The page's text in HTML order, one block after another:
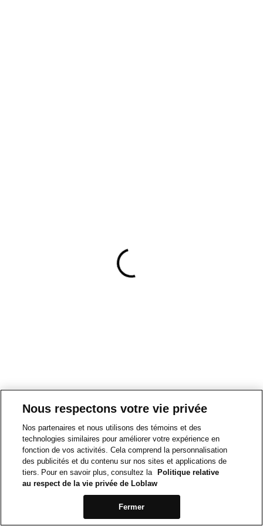
Nous respectons votre vie privée
Nos partenaires et nous utilisons des témoins et des
technologies similaires pour améliorer votre expérience en
fonction de vos activités. Cela comprend la personnalisation
des publicités et du contenu sur nos sites et applications de
tiers. Pour en savoir plus, consultez la
Politique relative
au respect de la vie privée de Loblaw
Fermer